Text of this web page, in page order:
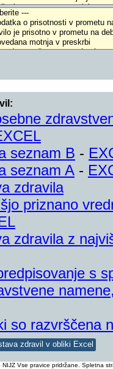
seznam B -
seznam A -
zdravila
priznano
zdravila z
s
so razvrščena
Vse pravice pridržane. Spletna